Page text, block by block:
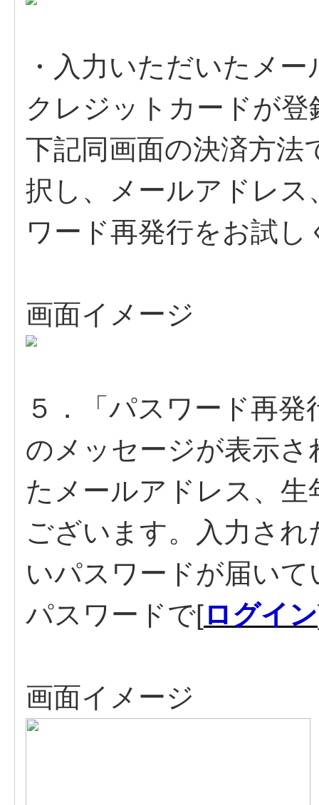
・入力いただいたメ
クレジットカードが
下記同画面の決済方法
択し、メールアドレ
ワード再発行をお試し
画面イメージ
５．「パスワード再
のメッセージが表示
たメールアドレス、
ございます。入力さ
いパスワードが届い
パスワードで[ログイン
画面イメージ